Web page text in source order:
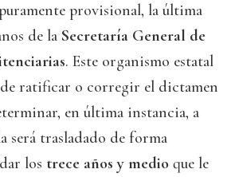
provisional, la última
de la Secretaría General de
. Este organismo estatal
de ratificar o corregir el dictamen
en última instancia, a
será trasladado de forma
los trece años y medio que le